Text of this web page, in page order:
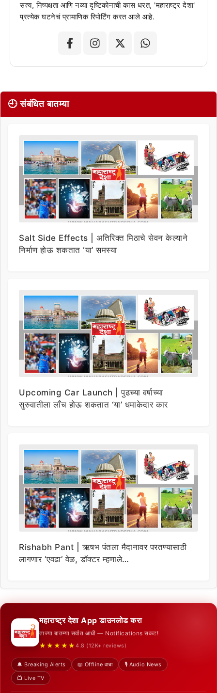
सत्य, निष्पक्षता आणि नव्या दृष्टिकोनाची कास धरत, 'महाराष्ट्र देशा'
प्रत्येक घटनेचं प्रामाणिक रिपोर्टिंग करत आले आहे.
🕘 संबंधित बातम्या
Salt Side Effects | अतिरिक्त मिठाचे सेवन केल्याने
निर्माण होऊ शकतात ‘या’ समस्या
Upcoming Car Launch | पुढच्या वर्षाच्या
सुरुवातीला लाँच होऊ शकतात ‘या’ धमाकेदार कार
Rishabh Pant | ऋषभ पंतला मैदानावर परतण्यासाठी
लागणार ‘एवढा’ वेळ, डॉक्टर म्हणाले…
महाराष्ट्र देशा App डाउनलोड करा
ताज्या बातम्या सर्वात आधी — Notifications सकट!
★★★★★ 4.8 (12K+ reviews)
🔔 Breaking Alerts 📖 Offline वाचा
🎙️ Audio News
📺 Live TV